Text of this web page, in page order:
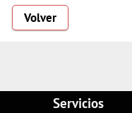
Volver
Servicios